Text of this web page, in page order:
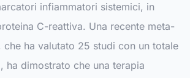
infiammatori sistemici, in
C-reattiva. Una recente meta-
che ha valutato 25 studi con un totale
ha dimostrato che una terapia